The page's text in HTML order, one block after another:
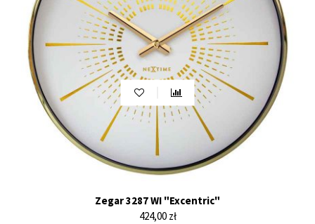
Zegar 3287 WI "Excentric"
Cena
424,00 zł